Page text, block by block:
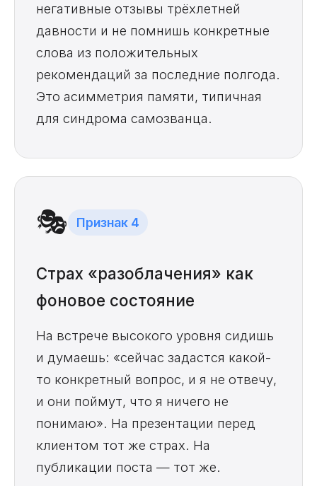
негативные отзывы трёхлетней
давности и не помнишь конкретные
слова из положительных
рекомендаций за последние полгода.
Это асимметрия памяти, типичная
для синдрома самозванца.
🎭 Признак 4
Страх «разоблачения» как
фоновое состояние
На встрече высокого уровня сидишь
и думаешь: «сейчас задастся какой-
то конкретный вопрос, и я не отвечу,
и они поймут, что я ничего не
понимаю». На презентации перед
клиентом тот же страх. На
публикации поста — тот же.